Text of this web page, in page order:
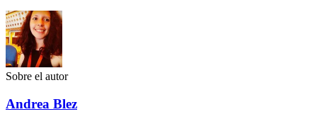
Sobre el autor
Andrea Blez